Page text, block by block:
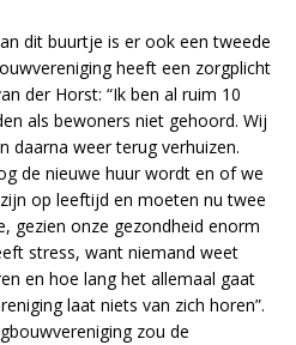
dit buurtje is er ook een tweede
heeft een zorgplicht
der Horst: “Ik ben al ruim 10
als bewoners niet gehoord. Wij
daarna weer terug verhuizen.
de nieuwe huur wordt en of we
op leeftijd en moeten nu twee
gezien onze gezondheid enorm
stress, want niemand weet
en hoe lang het allemaal gaat
laat niets van zich horen”.
zou de